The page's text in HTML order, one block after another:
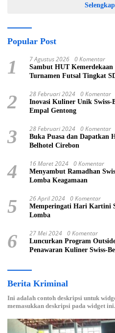
Popular Post
1 7 Agustus 2026 0 Komentar
Sambut HUT
Turnamen Futsal Tingkat
2 28 Februari 2024 0 Komentar
Inovasi Kuliner Unik Swiss-
Empal Gentong
3 28 Februari 2024 0 Komentar
Buka Puasa dan Dapatkan
Belhotel Cirebon
4 16 Maret 2024 0 Komentar
Menyambut Ramadhan
Lomba Keagamaan
5 26 April 2024 0 Komentar
Memperingati Hari Kartini
Lomba
6 27 Mei 2024 0 Komentar
Luncurkan Program
Penawaran Kuliner Swiss-
Berita Kriminal
Ini adalah contoh deskripsi untuk
memasukkan deskripsi pada widget ini.